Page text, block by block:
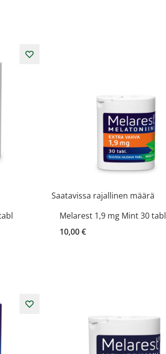
Saatavissa rajallinen määrä
Melarest 1,9 mg Mint 30 tabl
10,00 €